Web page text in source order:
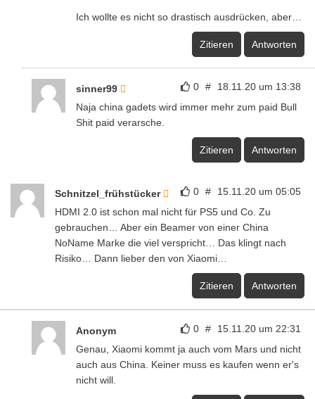
Ich wollte es nicht so drastisch ausdrücken, aber…
Zitieren Antworten
0 # 18.11.20 um 13:38
sinner99
Naja china gadets wird immer mehr zum paid Bull
Shit paid verarsche.
Zitieren Antworten
0 # 15.11.20 um 05:05
Schnitzel_frühstücker
HDMI 2.0 ist schon mal nicht für PS5 und Co. Zu
gebrauchen… Aber ein Beamer von einer China
NoName Marke die viel verspricht… Das klingt nach
Risiko… Dann lieber den von Xiaomi…
Zitieren Antworten
0 # 15.11.20 um 22:31
Anonym
Genau, Xiaomi kommt ja auch vom Mars und nicht
auch aus China. Keiner muss es kaufen wenn er's
nicht will.